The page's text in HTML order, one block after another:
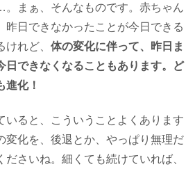
まぁ、そんなものです。赤ちゃん
昨日できなかったことが今日できる
れど、 体の変化に伴って、昨日ま
日できなくなることもあります。ど
進化！
いると、こういうことよくあります
変化を、後退とか、やっぱり無理だ
ださいね。細くても続けていれば、